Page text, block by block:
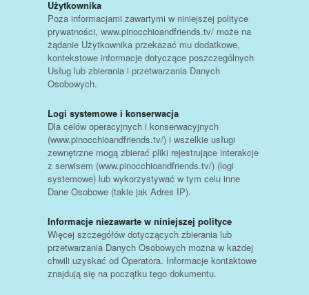
Użytkownika
Poza informacjami zawartymi w niniejszej polityce
prywatności, www.pinocchioandfriends.tv/ może na
żądanie Użytkownika przekazać mu dodatkowe,
kontekstowe informacje dotyczące poszczególnych
Usług lub zbierania i przetwarzania Danych
Osobowych.
Logi systemowe i konserwacja
Dla celów operacyjnych i konserwacyjnych
(www.pinocchioandfriends.tv/) i wszelkie usługi
zewnętrzne mogą zbierać pliki rejestrujące interakcje
z serwisem (www.pinocchioandfriends.tv/) (logi
systemowe) lub wykorzystywać w tym celu inne
Dane Osobowe (takie jak Adres IP).
Informacje niezawarte w niniejszej polityce
Więcej szczegółów dotyczących zbierania lub
przetwarzania Danych Osobowych można w każdej
chwili uzyskać od Operatora. Informacje kontaktowe
znajdują się na początku tego dokumentu.